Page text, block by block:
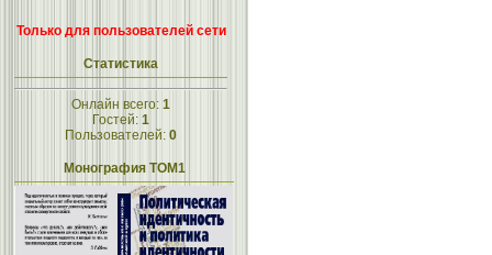
Только для пользователей сети
Статистика
Онлайн всего: 1
Гостей: 1
Пользователей: 0
Монография ТОМ1